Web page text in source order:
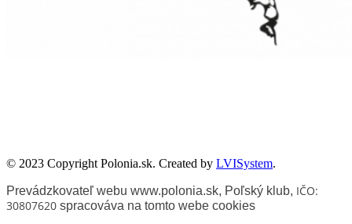
© 2023 Copyright Polonia.sk. Created by LVISystem.
Prevádzkovateľ webu www.polonia.sk, Poľský klub, IČO:
30807620 spracováva na tomto webe cookies